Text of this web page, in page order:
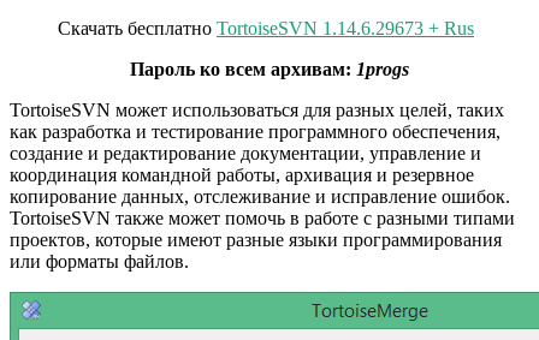
Скачать бесплатно TortoiseSVN 1.14.6.29673 + Rus
Пароль ко всем архивам: 1progs
TortoiseSVN может использоваться для разных целей, таких
как разработка и тестирование программного обеспечения,
создание и редактирование документации, управление и
координация командной работы, архивация и резервное
копирование данных, отслеживание и исправление ошибок.
TortoiseSVN также может помочь в работе с разными типами
проектов, которые имеют разные языки программирования
или форматы файлов.